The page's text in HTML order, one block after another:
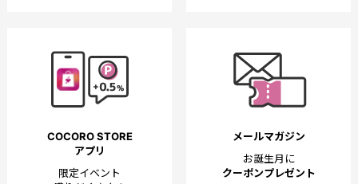
COCORO STORE
アプリ
限定イベント
メールマガジン
お誕生月に
クーポンプレゼント